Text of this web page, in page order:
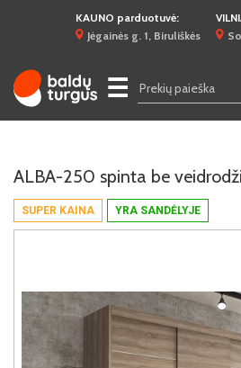
KAUNO parduotuvė:
Jėgainės g. 1, Biruliškės
☰
SUPER KAINA YRA SANDĖLYJE
ALBA-250 spinta be